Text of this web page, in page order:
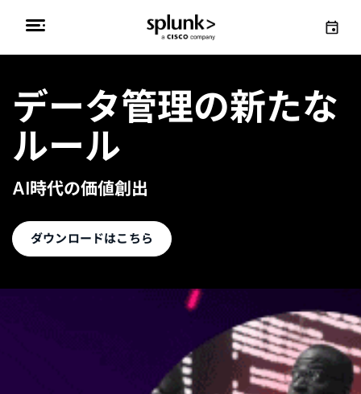
データ管理の新たな
ルール
AI時代の価値創出
ダウンロードはこちら